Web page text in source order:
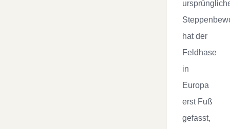
hat der
Feldhase
in
Europa
erst Fuß
gefasst,